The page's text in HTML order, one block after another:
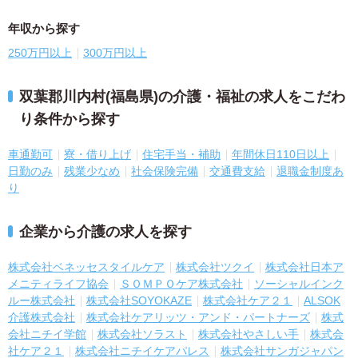
年収から探す
250万円以上 300万円以上
双葉郡川内村(福島県)の介護・福祉の求人をこだわ
り条件から探す
車通勤可 寮・借り上げ 住宅手当・補助
年間休日110日以上
日勤のみ
残業少なめ 社会保険完備 交通費支給
退職金制度あ
り
企業から介護の求人を探す
株式会社ベネッセスタイルケア 株式会社ツクイ
株式会社日本ア
メニティライフ協会
ＳＯＭＰＯケア株式会社
ソーシャルインク
ルー株式会社
株式会社SOYOKAZE 株式会社ケア２１
ALSOK
介護株式会社
株式会社ケアリッツ・アンド・パートナーズ
株式
会社ニチイ学館
株式会社ソラスト 株式会社やさしい手
株式会
社ケア２１
株式会社ニチイケアパレス
株式会社サンガジャパン